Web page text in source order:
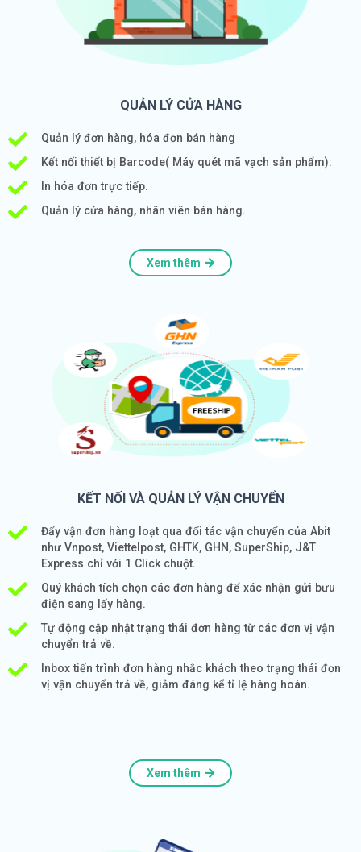
QUẢN LÝ CỬA HÀNG
Quản lý đơn hàng, hóa đơn bán hàng
Kết nối thiết bị Barcode( Máy quét mã vạch sản phẩm).
In hóa đơn trực tiếp.
Quản lý cửa hàng, nhân viên bán hàng.
Xem thêm
KẾT NỐI VÀ QUẢN LÝ VẬN CHUYỂN
Đẩy vận đơn hàng loạt qua đối tác vận chuyển của Abit
như Vnpost, Viettelpost, GHTK, GHN, SuperShip, J&T
Express chỉ với 1 Click chuột.
Quý khách tích chọn các đơn hàng để xác nhận gửi bưu
điện sang lấy hàng.
Tự động cập nhật trạng thái đơn hàng từ các đơn vị vận
chuyển trả về.
Inbox tiến trình đơn hàng nhắc khách theo trạng thái đơn
vị vận chuyển trả về, giảm đáng kể tỉ lệ hàng hoàn.
Xem thêm